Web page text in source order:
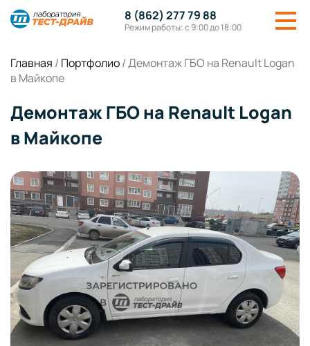
8 (862) 277 79 88
Режим работы: с 9:00 до 18:00
Главная / Портфолио/Демонтаж ГБО на Renault Logan
в Майкопе
Демонтаж ГБО на Renault Logan
в Майкопе